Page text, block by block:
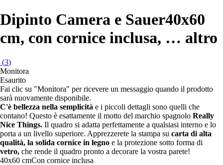
Dipinto Camera e Sauer40x60
cm, con cornice inclusa, … altro
(3)
Monitora
Esaurito
Fai clic su "Monitora" per ricevere un messaggio quando il prodotto
sarà nuovamente disponibile.
C'è bellezza nella semplicità e i piccoli dettagli sono quelli che
contano! Questo è esattamente il motto del marchio spagnolo Really
Nice Things. Il quadro si adatta perfettamente a qualsiasi interno e lo
porta a un livello superiore. Apprezzerete la stampa su carta di alta
qualità, la solida cornice in legno e la protezione sotto forma di
vetro, che rende il quadro pronto a decorare la vostra parete!
40x60 cmCon cornice inclusa